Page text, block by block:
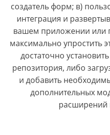
создатель форм; в)
интеграция и
вашем приложении или
максимально упростить
достаточно
репозитория, либо
и добавить
дополнительных
расширений